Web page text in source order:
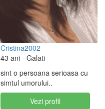
Cristina2002
43 ani - Galati
sint o persoana serioasa cu
simtul umorului..
Vezi profil